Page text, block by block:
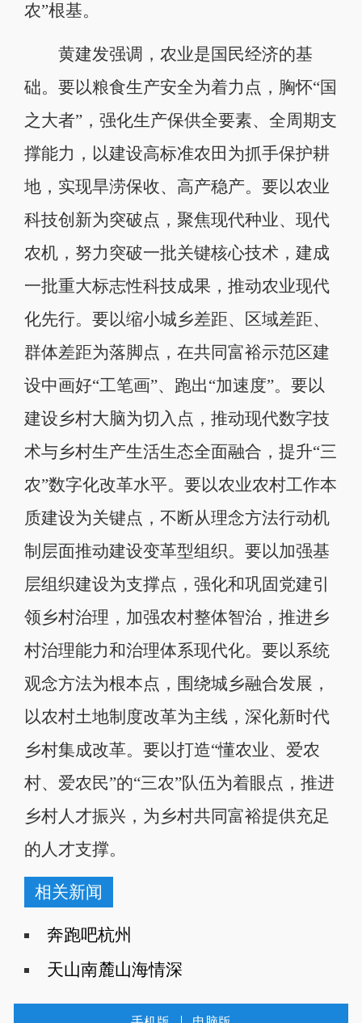
农”根基。
黄建发强调，农业是国民经济的基
础。要以粮食生产安全为着力点，胸怀“国
之大者”，强化生产保供全要素、全周期支
撑能力，以建设高标准农田为抓手保护耕
地，实现旱涝保收、高产稳产。要以农业
科技创新为突破点，聚焦现代种业、现代
农机，努力突破一批关键核心技术，建成
一批重大标志性科技成果，推动农业现代
化先行。要以缩小城乡差距、区域差距、
群体差距为落脚点，在共同富裕示范区建
设中画好“工笔画”、跑出“加速度”。要以
建设乡村大脑为切入点，推动现代数字技
术与乡村生产生活生态全面融合，提升“三
农”数字化改革水平。要以农业农村工作本
质建设为关键点，不断从理念方法行动机
制层面推动建设变革型组织。要以加强基
层组织建设为支撑点，强化和巩固党建引
领乡村治理，加强农村整体智治，推进乡
村治理能力和治理体系现代化。要以系统
观念方法为根本点，围绕城乡融合发展，
以农村土地制度改革为主线，深化新时代
乡村集成改革。要以打造“懂农业、爱农
村、爱农民”的“三农”队伍为着眼点，推进
乡村人才振兴，为乡村共同富裕提供充足
的人才支撑。
相关新闻
奔跑吧杭州
天山南麓山海情深